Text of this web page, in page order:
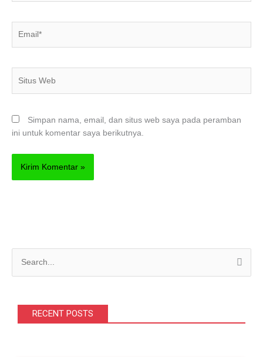
RECENT POSTS
Web
Simpan nama, email, dan situs web saya pada peramban
ini untuk komentar saya berikutnya.